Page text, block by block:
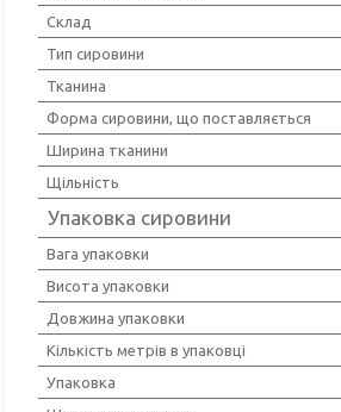
Склад
Тип сировини
Тканина
Форма сировини, що поставляється
Ширина тканини
Щільність
Упаковка сировини
Вага упаковки
Висота упаковки
Довжина упаковки
Кількість метрів в упаковці
Упаковка